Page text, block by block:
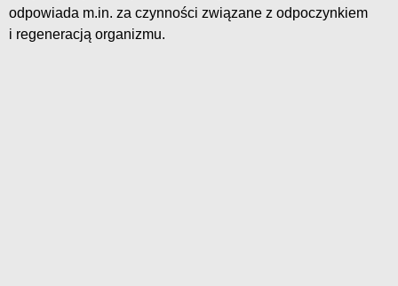
odpowiada m.in. za czynności związane z odpoczynkiem
i regeneracją organizmu.